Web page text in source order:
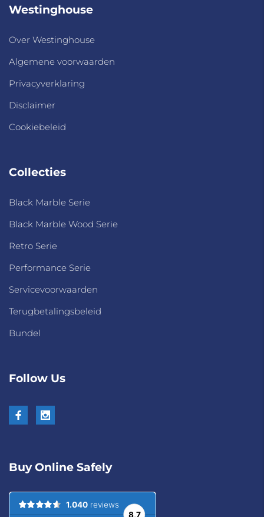
Westinghouse
Over Westinghouse
Algemene voorwaarden
Privacyverklaring
Disclaimer
Cookiebeleid
Collecties
Black Marble Serie
Black Marble Wood Serie
Retro Serie
Performance Serie
Servicevoorwaarden
Terugbetalingsbeleid
Bundel
Follow Us
Buy Online Safely